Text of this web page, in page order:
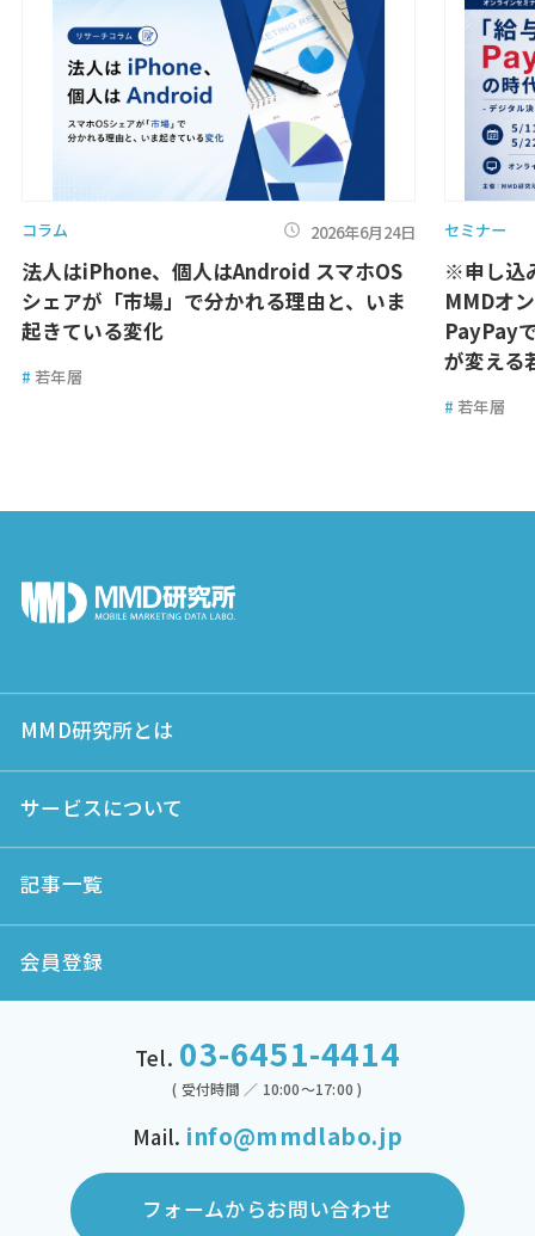
コラム 2026年6月24日
法人はiPhone、個人はAndroid スマホOS
シェアが「市場」で分かれる理由と、いま
起きている変化
# 若年層
セミナー
※申し込
MMDオ
PayPay
が変える
# 若年層
MMD研究所とは
サービスについて
記事一覧
会員登録
Tel. 03-6451-4414
( 受付時間 ／ 10:00～17:00 )
Mail. info@mmdlabo.jp
フォームからお問い合わせ